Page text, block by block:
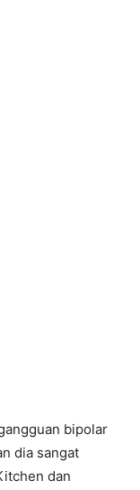
bipolar
dia sangat
dan